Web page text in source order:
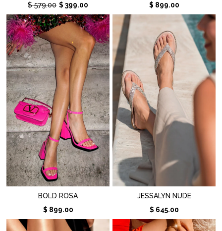
$ 579.00 $ 399.00
$ 899.00
BOLD ROSA
$ 899.00
JESSALYN NUDE
$ 645.00